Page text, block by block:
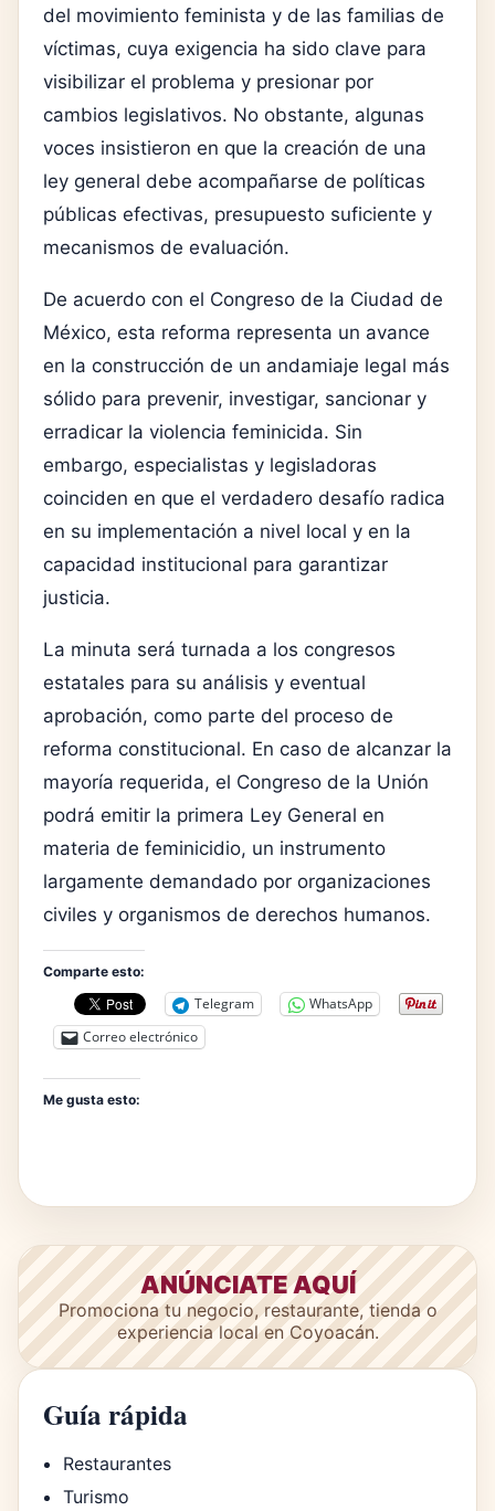
del movimiento feminista y de las familias de
víctimas, cuya exigencia ha sido clave para
visibilizar el problema y presionar por
cambios legislativos. No obstante, algunas
voces insistieron en que la creación de una
ley general debe acompañarse de políticas
públicas efectivas, presupuesto suficiente y
mecanismos de evaluación.
De acuerdo con el Congreso de la Ciudad de
México, esta reforma representa un avance
en la construcción de un andamiaje legal más
sólido para prevenir, investigar, sancionar y
erradicar la violencia feminicida. Sin
embargo, especialistas y legisladoras
coinciden en que el verdadero desafío radica
en su implementación a nivel local y en la
capacidad institucional para garantizar
justicia.
La minuta será turnada a los congresos
estatales para su análisis y eventual
aprobación, como parte del proceso de
reforma constitucional. En caso de alcanzar la
mayoría requerida, el Congreso de la Unión
podrá emitir la primera Ley General en
materia de feminicidio, un instrumento
largamente demandado por organizaciones
civiles y organismos de derechos humanos.
Comparte esto:
Telegram
WhatsApp
Correo electrónico
Me gusta esto:
ANÚNCIATE AQUÍ
Promociona tu negocio, restaurante, tienda o
experiencia local en Coyoacán.
Guía rápida
Restaurantes
Turismo